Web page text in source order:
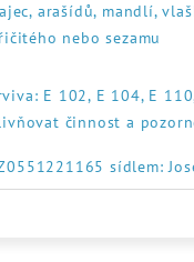
arašídů, mandlí,
nebo sezamu
E 102, E 104, E
činnost a
sídlem: